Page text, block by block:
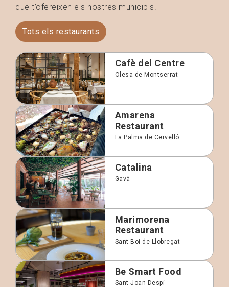
que t’ofereixen els nostres municipis.
Tots els restaurants
Cafè del Centre
Olesa de Montserrat
Amarena
Restaurant
La Palma de Cervelló
Catalina
Gavà
Marimorena
Restaurant
Sant Boi de Llobregat
Be Smart Food
Sant Joan Despí